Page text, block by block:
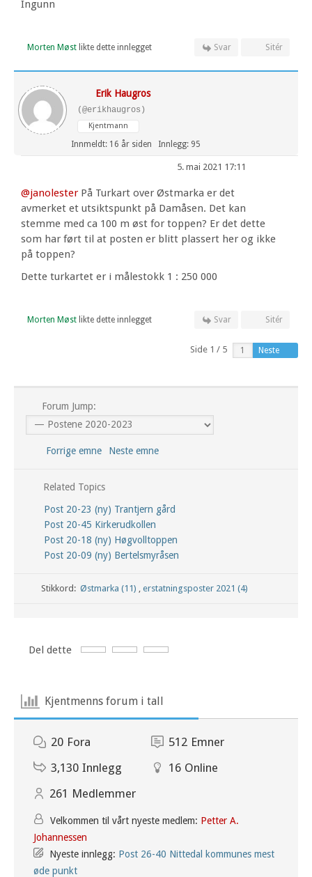
Ingunn
Morten Møst likte dette innlegget Svar Sitér
Erik Haugros
(@erikhaugros)
Kjentmann
Innmeldt: 16 år siden Innlegg: 95
5. mai 2021 17:11
@janolesterPå Turkart over Østmarka er det
avmerket et utsiktspunkt på Damåsen. Det kan
stemme med ca 100 m øst for toppen? Er det dette
som har ført til at posten er blitt plassert her og ikke
på toppen?
Dette turkartet er i målestokk 1 : 250 000
Morten Møst likte dette innlegget Svar Sitér
Side 1 / 5 Neste
Forum Jump:
Forrige emne Neste emne
Related Topics
Post 20-23 (ny) Trantjern gård
Post 20-45 Kirkerudkollen
Post 20-18 (ny) Høgvolltoppen
Post 20-09 (ny) Bertelsmyråsen
Stikkord:Østmarka (11) erstatningsposter 2021 (4)
Del dette
Kjentmenns forum i tall
20 Fora 512 Emner
3,130 Innlegg 16 Online
261 Medlemmer
Velkommen til vårt nyeste medlem: Petter A.
Johannessen
Nyeste innlegg: Post 26-40 Nittedal kommunes mest
øde punkt